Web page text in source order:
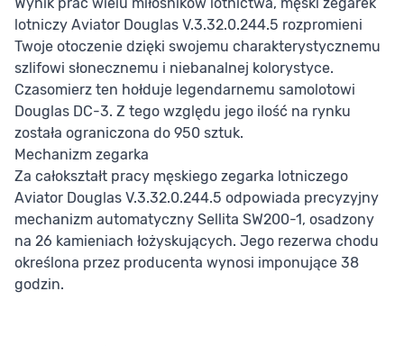
Wynik prac wielu miłośników lotnictwa, męski zegarek
lotniczy Aviator Douglas V.3.32.0.244.5 rozpromieni
Twoje otoczenie dzięki swojemu charakterystycznemu
szlifowi słonecznemu i niebanalnej kolorystyce.
Czasomierz ten hołduje legendarnemu samolotowi
Douglas DC-3. Z tego względu jego ilość na rynku
została ograniczona do 950 sztuk.
Mechanizm zegarka
Za całokształt pracy męskiego zegarka lotniczego
Aviator Douglas V.3.32.0.244.5 odpowiada precyzyjny
mechanizm automatyczny Sellita SW200-1, osadzony
na 26 kamieniach łożyskujących. Jego rezerwa chodu
określona przez producenta wynosi imponujące 38
godzin.